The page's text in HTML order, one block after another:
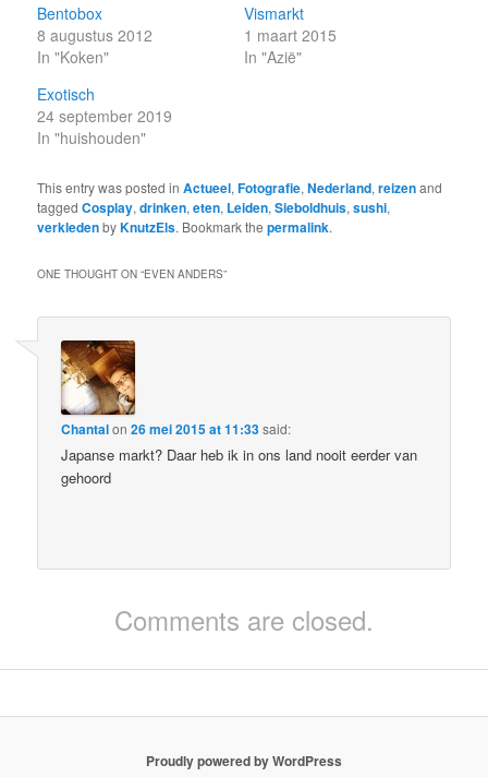
Bentobox
8 augustus 2012
In "Koken"
Vismarkt
1 maart 2015
In "Azië"
Exotisch
24 september 2019
In "huishouden"
This entry was posted inActueel,Fotografie,Nederland,reizenand
taggedCosplay,drinken,eten, Leiden,Sieboldhuis,sushi,
verkledenbyKnutzEls. Bookmark thepermalink.
ONE THOUGHT ON “EVEN ANDERS”
Chantalon26 mei 2015 at 11:33said:
Japanse markt? Daar heb ik in ons land nooit eerder van
gehoord
Comments are closed.
Proudly powered by WordPress